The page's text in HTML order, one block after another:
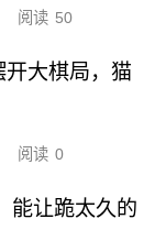
阅读 50
大棋局，猫
阅读 0
能让跪太久的